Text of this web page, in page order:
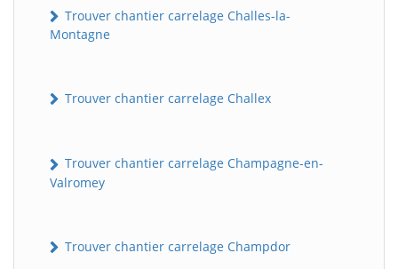
Trouver chantier carrelage Challes-la-
Montagne
Trouver chantier carrelage Challex
Trouver chantier carrelage Champagne-en-
Valromey
Trouver chantier carrelage Champdor